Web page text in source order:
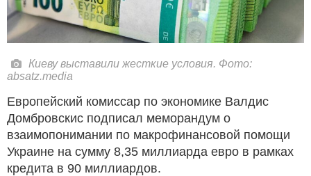
Киеву выставили жесткие условия. Фото:
absatz.media
Европейский комиссар по экономике Валдис
Домбровскис подписал меморандум о
взаимопонимании по макрофинансовой помощи
Украине на сумму 8,35 миллиарда евро в рамках
кредита в 90 миллиардов.